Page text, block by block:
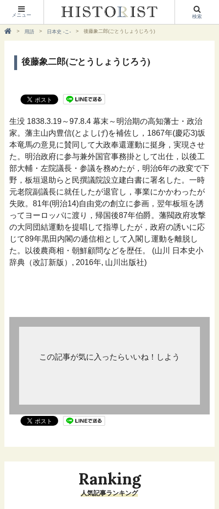
メニュー 検索
用語 日本史 -こ- 後藤象二郎(ごとうしょうじろう)
後藤象二郎(ごとうしょうじろう)
生没 1838.3.19～97.8.4 幕末～明治期の高知藩士・政治
家。藩主山内豊信(とよしげ)を補佐し，1867年(慶応3)坂
本竜馬の意見に賛同して大政奉還運動に挺身，実現させ
た。明治政府に参与兼外国官事務掛として出仕，以後工
部大輔・左院議長・参議を務めたが，明治6年の政変で下
野，板垣退助らと民撰議院設立建白書に署名した。一時
元老院副議長に就任したが退官し，事業にかかわったが
失敗。81年(明治14)自由党の創立に参画，翌年板垣を誘
ってヨーロッパに渡り，帰国後87年伯爵。藩閥政府攻撃
の大同団結運動を提唱して指導したが，政府の誘いに応
じて89年黒田内閣の逓信相として入閣し運動を離脱し
た。以後農商相・朝鮮顧問などを歴任。 (山川 日本史小
辞典（改訂新版）, 2016年, 山川出版社)
この記事が気に入ったらいいね！しよう
Ranking
人気記事ランキング